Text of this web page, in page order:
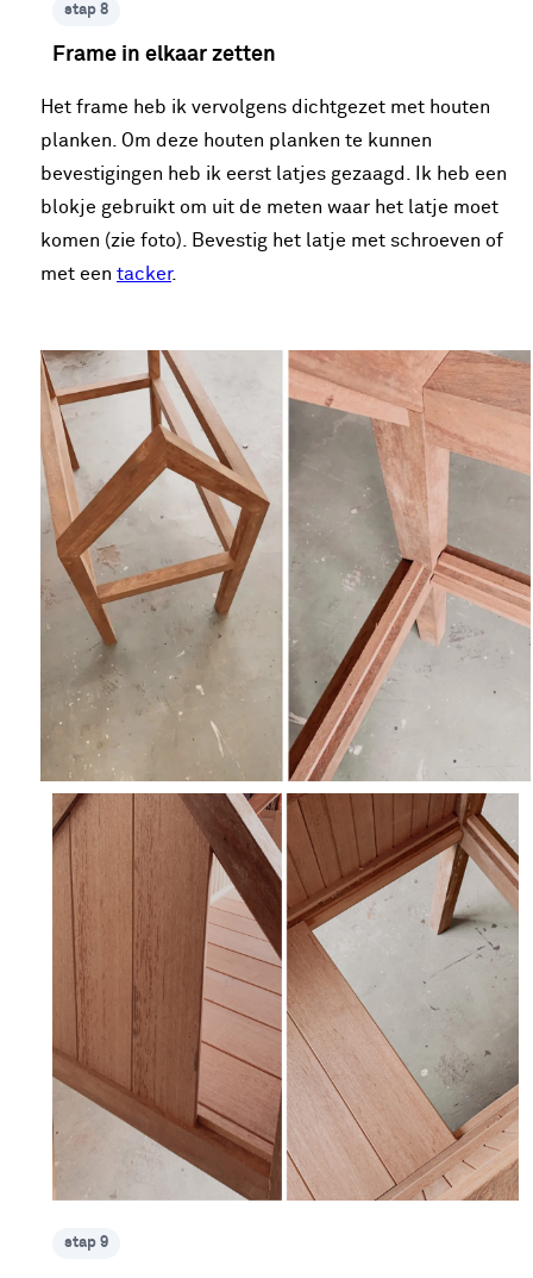
stap 8
Frame in elkaar zetten
Het frame heb ik vervolgens dichtgezet met houten
planken. Om deze houten planken te kunnen
bevestigingen heb ik eerst latjes gezaagd. Ik heb een
blokje gebruikt om uit de meten waar het latje moet
komen (zie foto). Bevestig het latje met schroeven of
met een tacker.
stap 9